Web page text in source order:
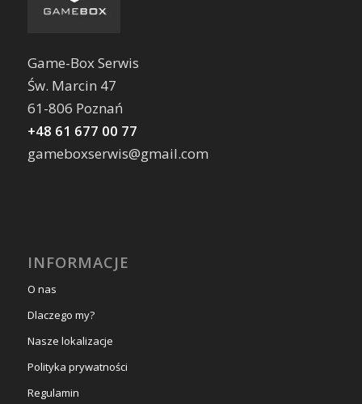
Game-Box Serwis
Św. Marcin 47
61-806 Poznań
+48 61 677 00 77
gameboxserwis@gmail.com
INFORMACJE
O nas
Dlaczego my?
Nasze lokalizacje
Polityka prywatności
Regulamin